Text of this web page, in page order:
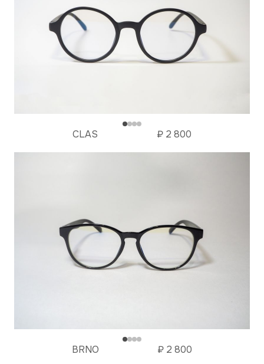
CLAS ₽ 2 800
BRNO ₽ 2 800